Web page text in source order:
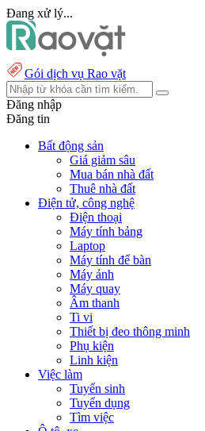
Đang xử lý...
Gói dịch vụ Rao vặt
Đăng nhập
Đăng tin
Bất động sản
Giá giảm sâu
Mua bán nhà đất
Thuê nhà đất
Điện tử, công nghệ
Điện thoại
Máy tính bảng
Laptop
Máy tính để bàn
Máy ảnh
Máy quay
Âm thanh
Ti vi
Thiết bị đeo thông minh
Phụ kiện
Linh kiện
Việc làm
Tuyển sinh
Tuyển dụng
Tìm việc